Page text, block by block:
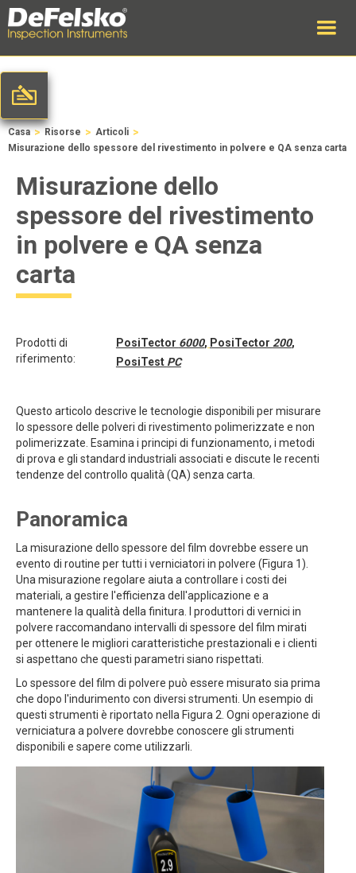
Casa > Risorse > Articoli >
Misurazione dello spessore del rivestimento in polvere e QA senza carta
Misurazione dello
spessore del rivestimento
in polvere e QA senza
carta
Prodotti di
riferimento:
PosiTector 6000, PosiTector 200,
PosiTest PC
Questo articolo descrive le tecnologie disponibili per misurare
lo spessore delle polveri di rivestimento polimerizzate e non
polimerizzate. Esamina i principi di funzionamento, i metodi
di prova e gli standard industriali associati e discute le recenti
tendenze del controllo qualità (QA) senza carta.
Panoramica
La misurazione dello spessore del film dovrebbe essere un
evento di routine per tutti i verniciatori in polvere (Figura 1).
Una misurazione regolare aiuta a controllare i costi dei
materiali, a gestire l'efficienza dell'applicazione e a
mantenere la qualità della finitura. I produttori di vernici in
polvere raccomandano intervalli di spessore del film mirati
per ottenere le migliori caratteristiche prestazionali e i clienti
si aspettano che questi parametri siano rispettati.
Lo spessore del film di polvere può essere misurato sia prima
che dopo l'indurimento con diversi strumenti. Un esempio di
questi strumenti è riportato nella Figura 2. Ogni operazione di
verniciatura a polvere dovrebbe conoscere gli strumenti
disponibili e sapere come utilizzarli.